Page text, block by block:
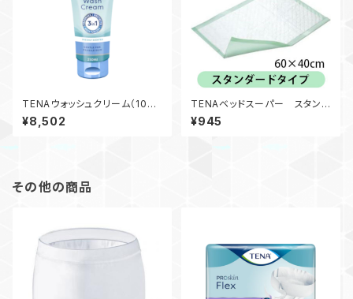
TENAウォッシュクリーム（10本
入）
¥8,502
TENAベッドスーパー スタンダ
ードタイプ
¥945
その他の商品